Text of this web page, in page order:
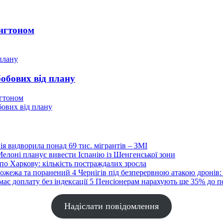
від плану
від плану
видворила понад 69 тис. мігрантів – ЗМІ
планує вивести Іспанію із Шенгенської зони
Харкову: кількість постраждалих зросла
4 Чернігів під безперервною атакою
5 Пенсіонерам нарахують ще 35% до
Надіслати повідомлення